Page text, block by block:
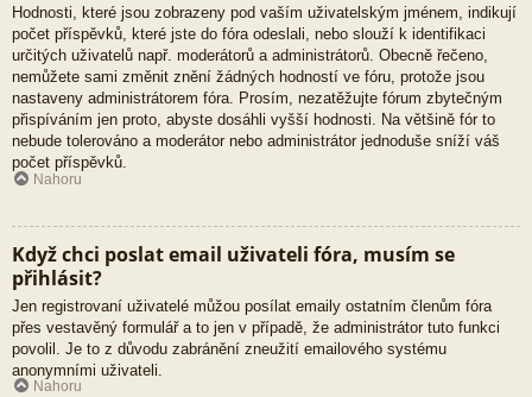
Hodnosti, které jsou zobrazeny pod vaším uživatelským jménem, indikují
počet příspěvků, které jste do fóra odeslali, nebo slouží k identifikaci
určitých uživatelů např. moderátorů a administrátorů. Obecně řečeno,
nemůžete sami změnit znění žádných hodností ve fóru, protože jsou
nastaveny administrátorem fóra. Prosím, nezatěžujte fórum zbytečným
přispíváním jen proto, abyste dosáhli vyšší hodnosti. Na většině fór to
nebude tolerováno a moderátor nebo administrátor jednoduše sníží váš
počet příspěvků.
Nahoru
Když chci poslat email uživateli fóra, musím se
přihlásit?
Jen registrovaní uživatelé můžou posílat emaily ostatním členům fóra
přes vestavěný formulář a to jen v případě, že administrátor tuto funkci
povolil. Je to z důvodu zabránění zneužití emailového systému
anonymními uživateli.
Nahoru